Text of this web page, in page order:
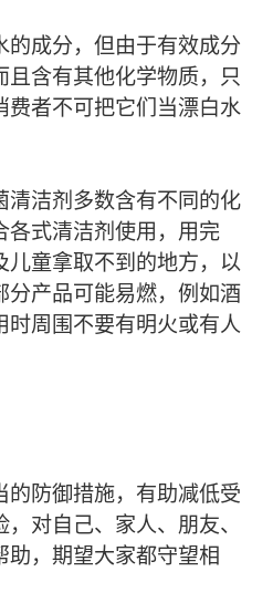
的成分，但由于有效成分
且含有其他化学物质，只
费者不可把它们当漂白水
清洁剂多数含有不同的化
各式清洁剂使用，用完
儿童拿取不到的地方，以
分产品可能易燃，例如酒
时周围不要有明火或有人
的防御措施，有助减低受
对自己、家人、朋友、
助，期望大家都守望相